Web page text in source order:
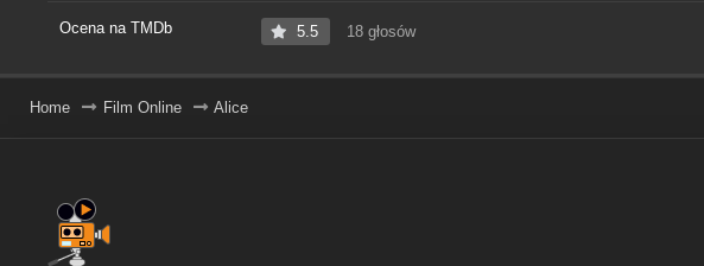
Ocena na TMDb 5.5 18 głosów
Home Film Online Alice